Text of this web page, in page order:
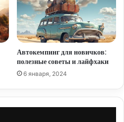
Автокемпинг для новичков:
полезные советы и лайфхаки
6 января, 2024